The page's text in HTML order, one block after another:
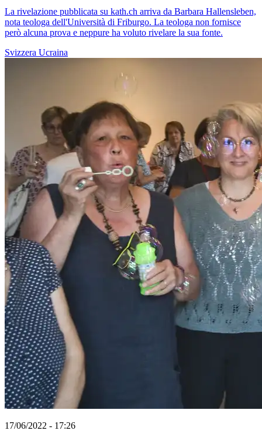
La rivelazione pubblicata su kath.ch arriva da Barbara Hallensleben,
nota teologa dell'Università di Friburgo. La teologa non fornisce
però alcuna prova e neppure ha voluto rivelare la sua fonte.
Svizzera Ucraina
17/06/2022 - 17:26